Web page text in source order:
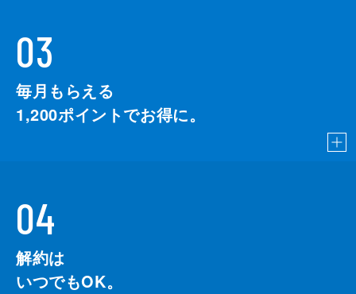
03
毎月もらえる
1,200ポイントでお得に。
04
解約は
いつでもOK。